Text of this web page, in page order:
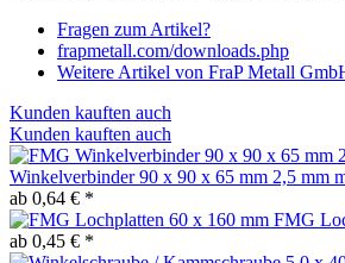
Fragen zum Artikel?
frapmetall.com/downloads.php
Weitere Artikel von FraP Metall
Kunden kauften auch
Kunden kauften auch
Winkelverbinder 90 x 90 x 65 mm 2,5 mm
ab 0,64 € *
FMG
ab 0,45 € *